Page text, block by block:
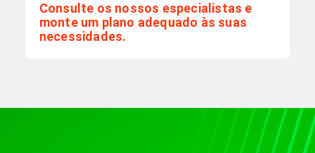
Consulte os nossos especialistas e
monte um plano adequado às suas
necessidades.